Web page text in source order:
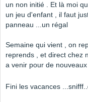
un non initié . Et là moi
un jeu d'enfant , il faut
panneau ...un régal
Semaine qui vient , on
reprends , et direct chez
a venir pour de
Fini les vacances